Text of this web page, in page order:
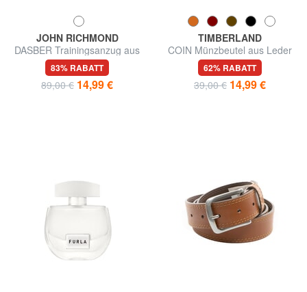
JOHN RICHMOND
DASBER Trainingsanzug aus
Baumwoll-Sweatshirt und
Hose
83% RABATT
89,00 € 14,99 €
TIMBERLAND
COIN Münzbeutel aus Leder
62% RABATT
39,00 € 14,99 €